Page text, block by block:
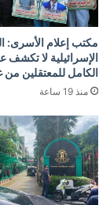
مكتب إعلام الأسرى:
الإسرائيلية لا تكشف
الكامل للمعتقلين من
منذ 19 ساعة